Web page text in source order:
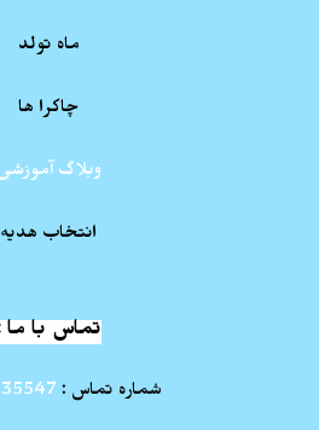
ماه تولد
چاکرا ها
وبلاگ
انتخاب هدیه
تماس با ما
شماره تماس :